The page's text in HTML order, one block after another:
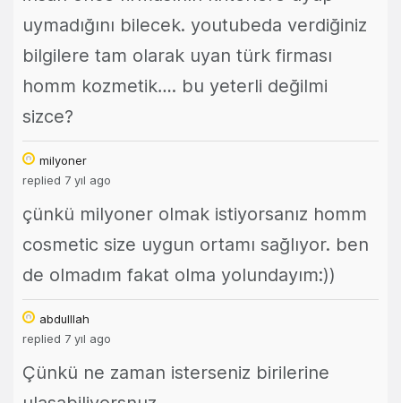
uymadığını bilecek. youtubeda verdiğiniz
bilgilere tam olarak uyan türk firması
homm kozmetik…. bu yeterli değilmi
sizce?
milyoner
replied 7 yıl ago
çünkü milyoner olmak istiyorsanız homm
cosmetic size uygun ortamı sağlıyor. ben
de olmadım fakat olma yolundayım:))
abdulllah
replied 7 yıl ago
Çünkü ne zaman isterseniz birilerine